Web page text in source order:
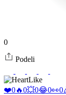
0
Podeli
Like
❤️0🔥0💥0😂0👀0